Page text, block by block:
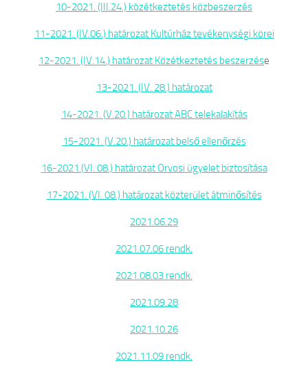
10-2021. (III.24.) közétkeztetés közbeszerzés
11-2021. (IV.06.) határozat Kultúrház tevékenységi körei
12-2021. (IV.14.) határozat Közétkeztetés beszerzése
13-2021. (IV. 28.) határozat
14-2021. (V.20.) határozat ABC telekalakítás
15-2021. (V.20.) határozat belső ellenőrzés
16-2021.(VI. 08.) határozat Orvosi ügyelet biztosítása
17-2021. (VI. 08.) határozat közterület átminősítés
2021.06.29
2021.07.06 rendk.
2021.08.03 rendk.
2021.09.28
2021.10.26
2021.11.09 rendk.